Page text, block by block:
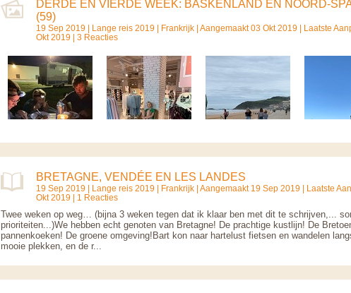
DERDE EN VIERDE WEEK: BASKENLAND EN NOORD-
(59)
19 Sep 2019 | Lange reis 2019 | Frankrijk | Aangemaakt 03 Okt 2019 | Laatste
Okt 2019 | 3 Reacties
BRETAGNE, VENDÉE EN LES LANDES
19 Sep 2019 | Lange reis 2019 | Frankrijk | Aangemaakt 19 Sep 2019 | Laatste
Okt 2019 | 1 Reacties
Twee weken op weg… (bijna 3 weken tegen dat ik klaar ben met dit te schrijven,...
prioriteiten...)We hebben echt genoten van Bretagne! De prachtige kustlijn! De
pannenkoeken! De groene omgeving!Bart kon naar hartelust fietsen en wandelen
mooie plekken, en de r...